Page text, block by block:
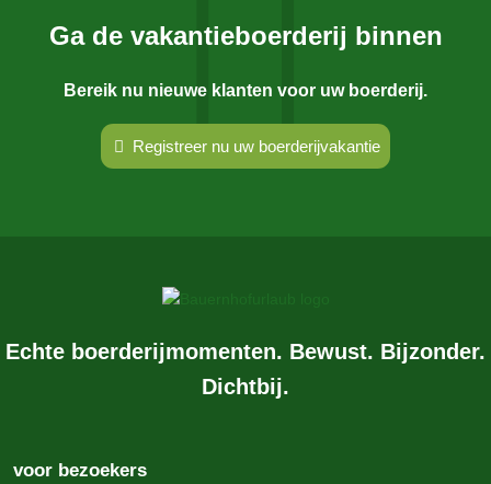
Ga de vakantieboerderij binnen
Bereik nu nieuwe klanten voor uw boerderij.
Registreer nu uw boerderijvakantie
Echte boerderijmomenten. Bewust. Bijzonder.
Dichtbij.
voor bezoekers